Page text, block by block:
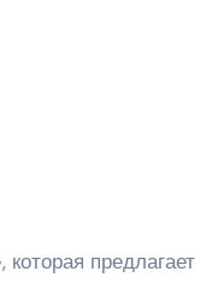
предлагает